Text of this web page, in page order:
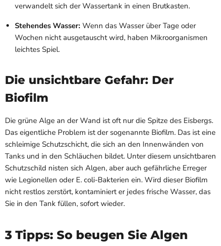
verwandelt sich der Wassertank in einen Brutkasten.
Stehendes Wasser: Wenn das Wasser über Tage oder
Wochen nicht ausgetauscht wird, haben Mikroorganismen
leichtes Spiel.
Die unsichtbare Gefahr: Der
Biofilm
Die grüne Alge an der Wand ist oft nur die Spitze des Eisbergs.
Das eigentliche Problem ist der sogenannte Biofilm. Das ist eine
schleimige Schutzschicht, die sich an den Innenwänden von
Tanks und in den Schläuchen bildet. Unter diesem unsichtbaren
Schutzschild nisten sich Algen, aber auch gefährliche Erreger
wie Legionellen oder E. coli-Bakterien ein. Wird dieser Biofilm
nicht restlos zerstört, kontaminiert er jedes frische Wasser, das
Sie in den Tank füllen, sofort wieder.
3 Tipps: So beugen Sie Algen